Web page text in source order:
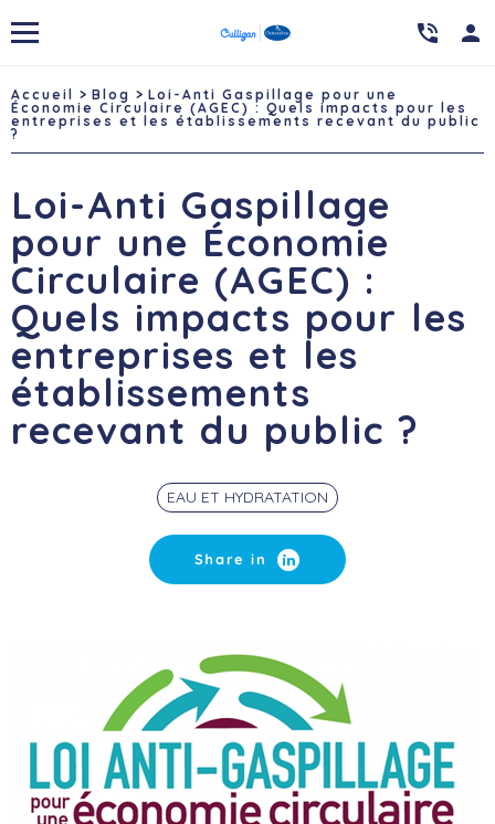
 person
Accueil Blog
Loi-Anti Gaspillage pour une
Économie Circulaire (AGEC) : Quels impacts pour les
entreprises et les établissements recevant du public
?
Loi-Anti Gaspillage
pour une Économie
Circulaire (AGEC) :
Quels impacts pour les
entreprises et les
établissements
recevant du public ?
EAU ET HYDRATATION